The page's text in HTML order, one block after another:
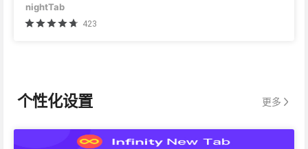
nightTab
423
个性化设置 更多